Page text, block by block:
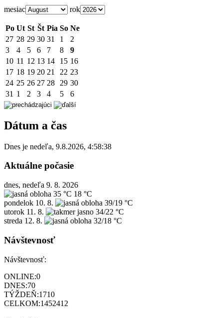
mesiac rok
Po Ut St Št Pia So Ne
27 28 29 30 31 1
2
3
4 5 6 7 8
9
10 11 12 13 14 15 16
17 18 19 20 21 22 23
24 25 26 27 28 29 30
31 1 2 3 4 5 6
Dátum a čas
Dnes je nedeľa, 9.8.2026, 4:58:38
Aktuálne počasie
dnes, nedeľa 9. 8. 2026
35 °C 18 °C
pondelok 10. 8.
39/19 °C
utorok 11. 8.
34/22 °C
streda 12. 8. 32/18 °C
Návštevnosť
Návštevnosť:
ONLINE:0
DNES:70
TÝŽDEŇ:1710
CELKOM:1452412